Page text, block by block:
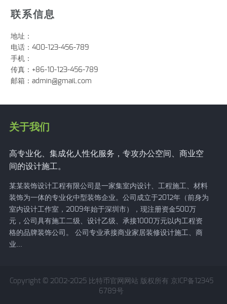
联系信息
地址：
电话：400-123-456-789
手机：
传真：+86-10-123-456-789
邮箱： admin@gmail.com
关于我们
高专业化、集成化人性化服务，专攻办公空间、商业空
间的设计施工。
某某装饰设计工程有限公司是一家集室内设计、工程施工、材料
装饰为一体的专业化中型装饰企业。公司成立于2012年（前身为
室内设计工作室，2009年始于深圳市），现注册资金500万
元，公司具有施工二级、设计乙级、承接1000万元以内工程资
格的品牌装饰公司。 公司专业承接商业家居装修设计施工、商
业...
Copyright © 2002-2025 比特币官网网站 版权所有 京ICP备12345
6789号